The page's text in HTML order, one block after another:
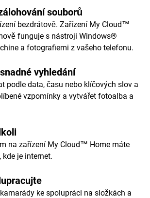
souborů
bezdrátově. Zařízení My Cloud™
funguje s nástroji Windows®
a fotografiemi z vašeho telefonu.
vyhledání
podle data, času nebo klíčových slov a
vzpomínky a vytvářet fotoalba a
na zařízení My Cloud™ Home máte
je internet.
ke spolupráci na složkách a